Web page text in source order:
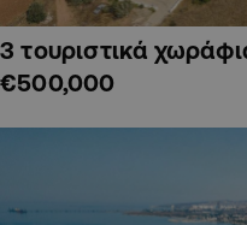
3 τουριστικά
€500,000